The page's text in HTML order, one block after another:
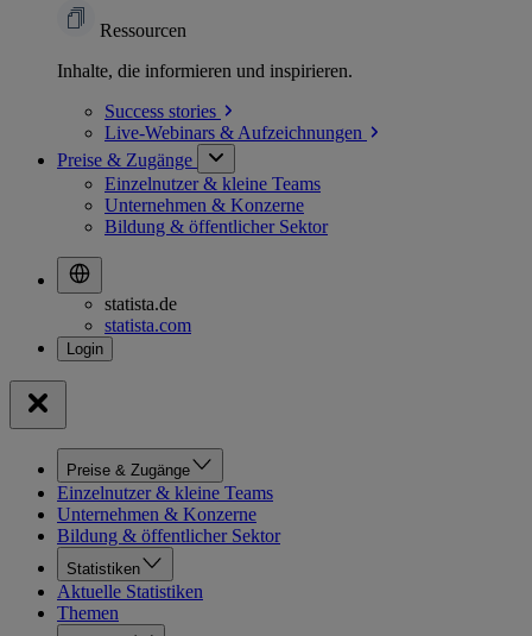
Ressourcen
Inhalte, die informieren und inspirieren.
Success stories
Live-Webinars & Aufzeichnungen
Preise & Zugänge
Einzelnutzer & kleine Teams
Unternehmen & Konzerne
Bildung & öffentlicher Sektor
statista.de
statista.com
Preise & Zugänge
Einzelnutzer & kleine Teams
Unternehmen & Konzerne
Bildung & öffentlicher Sektor
Statistiken
Aktuelle Statistiken
Themen